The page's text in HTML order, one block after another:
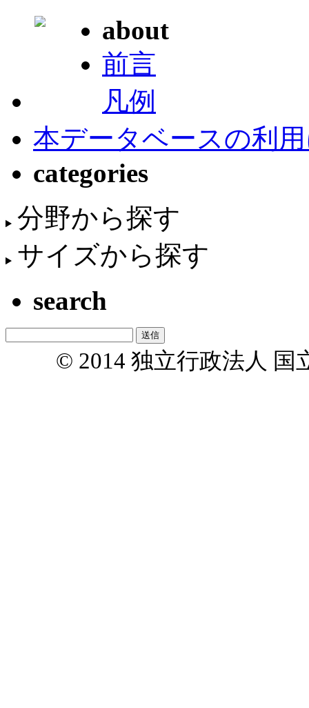
about
前言
凡例
本データベースの利
categories
分野から探す
サイズから探す
search
© 2014 独立行政法人 国